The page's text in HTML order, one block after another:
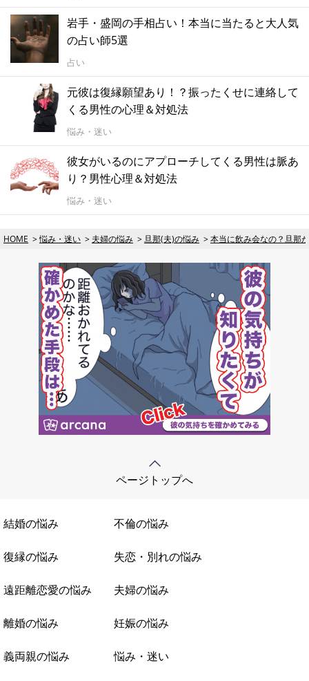
岩手・盛岡の手相占い！本当に当たると大人気
の占い師5選
占い
元彼は復縁願望あり！？振ったくせに連絡して
くる男性の心理＆対処法
悩み・迷い
彼女がいるのにアプローチしてくる男性は脈あ
り？男性心理＆対処法
悩み・迷い
HOME 悩み・迷い 夫婦の悩み 旦那(夫)の悩み 本当に飲み会なの？旦那
ページトップへ
結婚の悩み 不倫の悩み
復縁の悩み 失恋・別れの悩み
遠距離恋愛の悩み 夫婦の悩み
離婚の悩み 妊娠の悩み
義両親の悩み 悩み・迷い